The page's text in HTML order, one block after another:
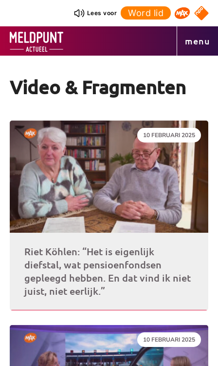
inhoud
Lees voor Word lid Omroep
NPO
menu
Video & Fragmenten
DATUM:
10 FEBRUARI 2025
Riet Köhlen: “Het is eigenlijk
diefstal, wat pensioenfondsen
gepleegd hebben. En dat vind ik niet
juist, niet eerlijk.”
DATUM:
10 FEBRUARI 2025